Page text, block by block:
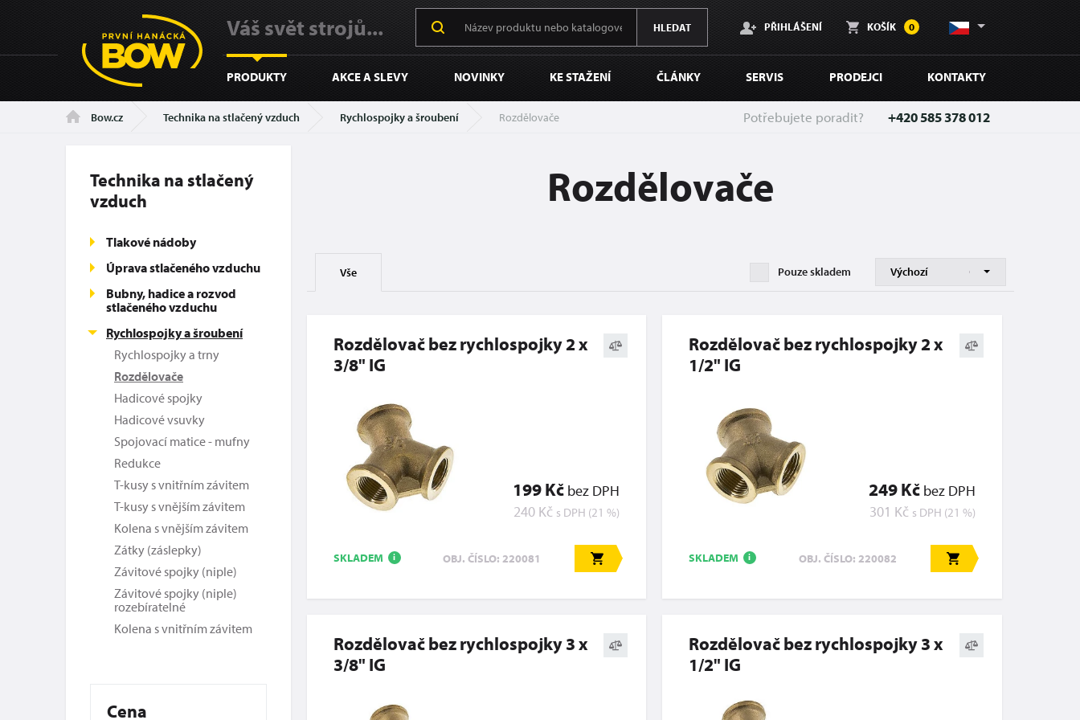
Váš svět strojů... HLEDAT PŘIHLÁŠENÍ KOŠÍK 0
PRODUKTY AKCE A SLEVY NOVINKY KE STAŽENÍ ČLÁNKY SERVIS PRODEJCI KONTAKTY
Bow.cz Technika na stlačený vzduch Rychlospojky a šroubení Rozdělovače Potřebujete poradit? +420 585 378 012
Technika na stlačený
vzduch
Tlakové nádoby
Úprava stlačeného vzduchu
Bubny, hadice a rozvod
stlačeného vzduchu
Rychlospojky a šroubení
Rychlospojky a trny
Rozdělovače
Hadicové spojky
Hadicové vsuvky
Spojovací matice - mufny
Redukce
T-kusy s vnitřním závitem
T-kusy s vnějším závitem
Kolena s vnějším závitem
Zátky (záslepky)
Závitové spojky (niple)
Závitové spojky (niple)
rozebíratelné
Kolena s vnitřním závitem
Cena
Rozdělovače
Vše Pouze skladem
Rozdělovač bez rychlospojky 2 x
3/8" IG
199 Kč bez DPH
240 Kč s DPH (21 %)
SKLADEM i OBJ. ČÍSLO: 220081
Rozdělovač bez rychlospojky 2 x
1/2" IG
249 Kč bez DPH
301 Kč s DPH (21 %)
SKLADEM i OBJ. ČÍSLO: 220082
Rozdělovač bez rychlospojky 3 x
3/8" IG
Rozdělovač bez rychlospojky 3 x
1/2" IG